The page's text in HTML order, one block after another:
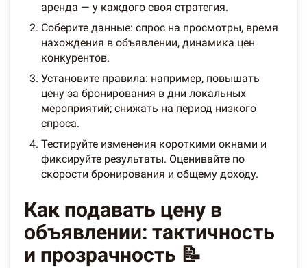
аренда — у каждого своя стратегия.
Соберите данные: спрос на просмотры, время
нахождения в объявлении, динамика цен
конкурентов.
Установите правила: например, повышать
цену за бронирования в дни локальных
мероприятий; снижать на период низкого
спроса.
Тестируйте изменения короткими окнами и
фиксируйте результаты. Оценивайте по
скорости бронирования и общему доходу.
Как подавать цену в
объявлении: тактичность
и прозрачность 📝